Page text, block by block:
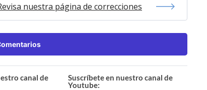
nuestra página de correcciones
canal de
Suscríbete en nuestro canal de
Youtube: